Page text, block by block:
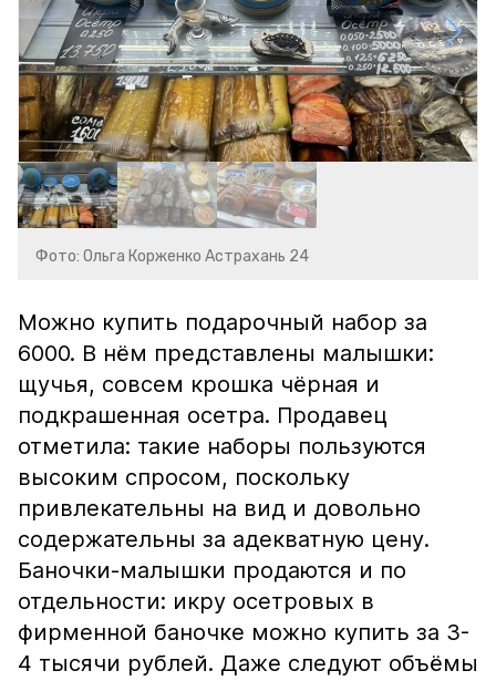
Фото: Ольга Корженко Астрахань 24
Можно купить подарочный набор за
6000. В нём представлены малышки:
щучья, совсем крошка чёрная и
подкрашенная осетра. Продавец
отметила: такие наборы пользуются
высоким спросом, поскольку
привлекательны на вид и довольно
содержательны за адекватную цену.
Баночки-малышки продаются и по
отдельности: икру осетровых в
фирменной баночке можно купить за 3-
4 тысячи рублей. Даже следуют объёмы